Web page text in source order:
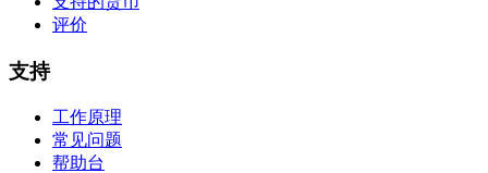
评价
支持
工作原理
常见问题
帮助台